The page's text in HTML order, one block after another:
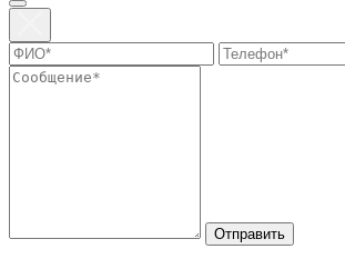
Отправить